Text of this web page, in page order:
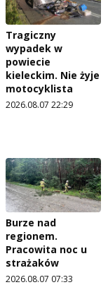
Tragiczny
wypadek w
powiecie
kieleckim. Nie żyje
motocyklista
2026.08.07 22:29
Burze nad
regionem.
Pracowita noc u
strażaków
2026.08.07 07:33